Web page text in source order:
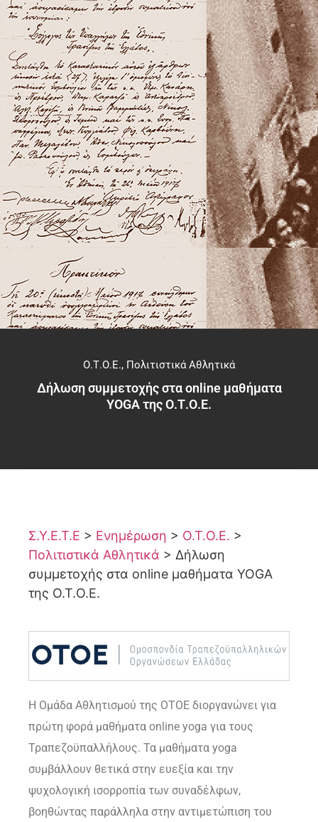
Ο.Τ.Ο.Ε., Πολιτιστικά Αθλητικά
Δήλωση συμμετοχής στα online μαθήματα
YOGA της Ο.Τ.Ο.Ε.
Σ.Υ.Ε.Τ.Ε > Ενημέρωση > Ο.Τ.Ο.Ε. >
Πολιτιστικά Αθλητικά > Δήλωση
συμμετοχής στα online μαθήματα YOGA
της Ο.Τ.Ο.Ε.
Η Ομάδα Αθλητισμού της ΟΤΟΕ διοργανώνει για
πρώτη φορά μαθήματα online yoga για τους
Τραπεζοϋπαλλήλους. Τα μαθήματα yoga
συμβάλλουν θετικά στην ευεξία και την
ψυχολογική ισορροπία των συναδέλφων,
βοηθώντας παράλληλα στην αντιμετώπιση του